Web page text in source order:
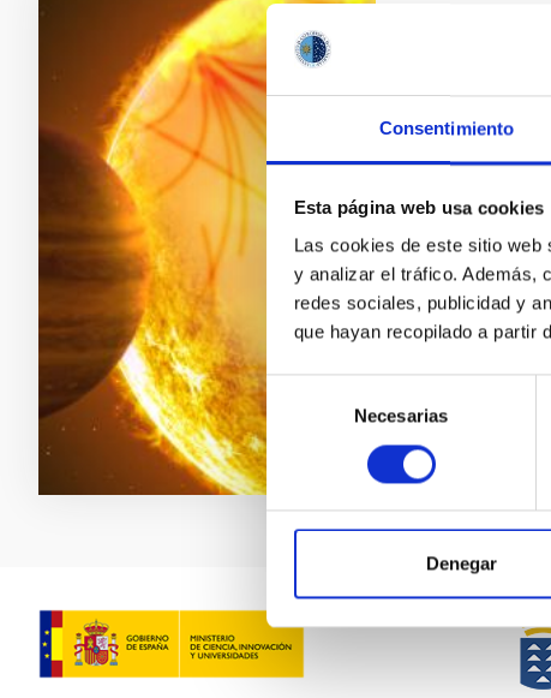
Consentimiento
Esta página web usa cookies
Las cookies de este sitio web
y analizar el tráfico. Además,
redes sociales, publicidad y
que hayan recopilado a partir
Selección
de
consentimiento
Necesarias
Denegar
Los objetivos
estructura y la
utilizando
información
primer
Savita